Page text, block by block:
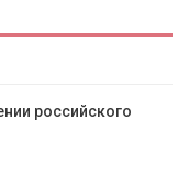
российского